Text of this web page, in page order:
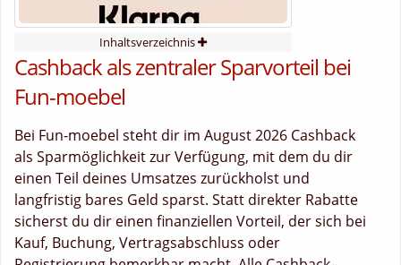
Inhaltsverzeichnis
Cashback als zentraler Sparvorteil bei
Fun-moebel
Bei Fun-moebel steht dir im August 2026 Cashback
als Sparmöglichkeit zur Verfügung, mit dem du dir
einen Teil deines Umsatzes zurückholst und
langfristig bares Geld sparst. Statt direkter Rabatte
sicherst du dir einen finanziellen Vorteil, der sich bei
Kauf, Buchung, Vertragsabschluss oder